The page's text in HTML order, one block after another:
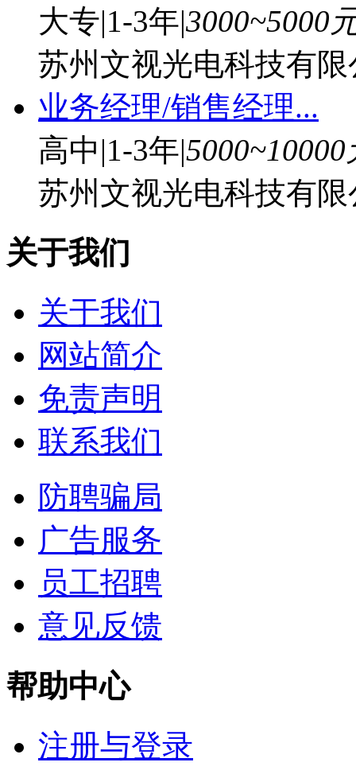
大专|1-3年|3000~5000
苏州文视光电科技有限
业务经理/销售经理...
高中|1-3年|
苏州文视光电科技有限
关于我们
关于我们
网站简介
免责声明
联系我们
防聘骗局
广告服务
员工招聘
意见反馈
帮助中心
注册与登录